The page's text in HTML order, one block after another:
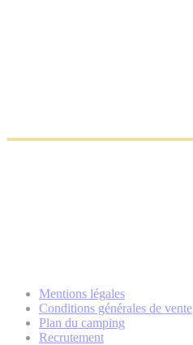
Mentions légales
Conditions générales de vente
Plan du camping
Recrutement